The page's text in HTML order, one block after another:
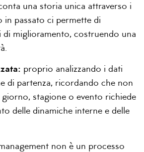
una storia unica attraverso i
in passato ci permette di
miglioramento, costruendo una
proprio analizzando i dati
di partenza, ricordando che non
stagione o evento richiede
delle dinamiche interne e delle
non è un processo